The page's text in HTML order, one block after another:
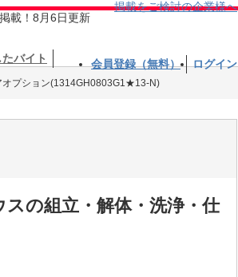
載！8月6日更新
掲載をご検討の企業様へ
バイト 会員登録（無料） ログイン
オプション(1314GH0803G1★13-N)
の組立・解体・洗浄・仕